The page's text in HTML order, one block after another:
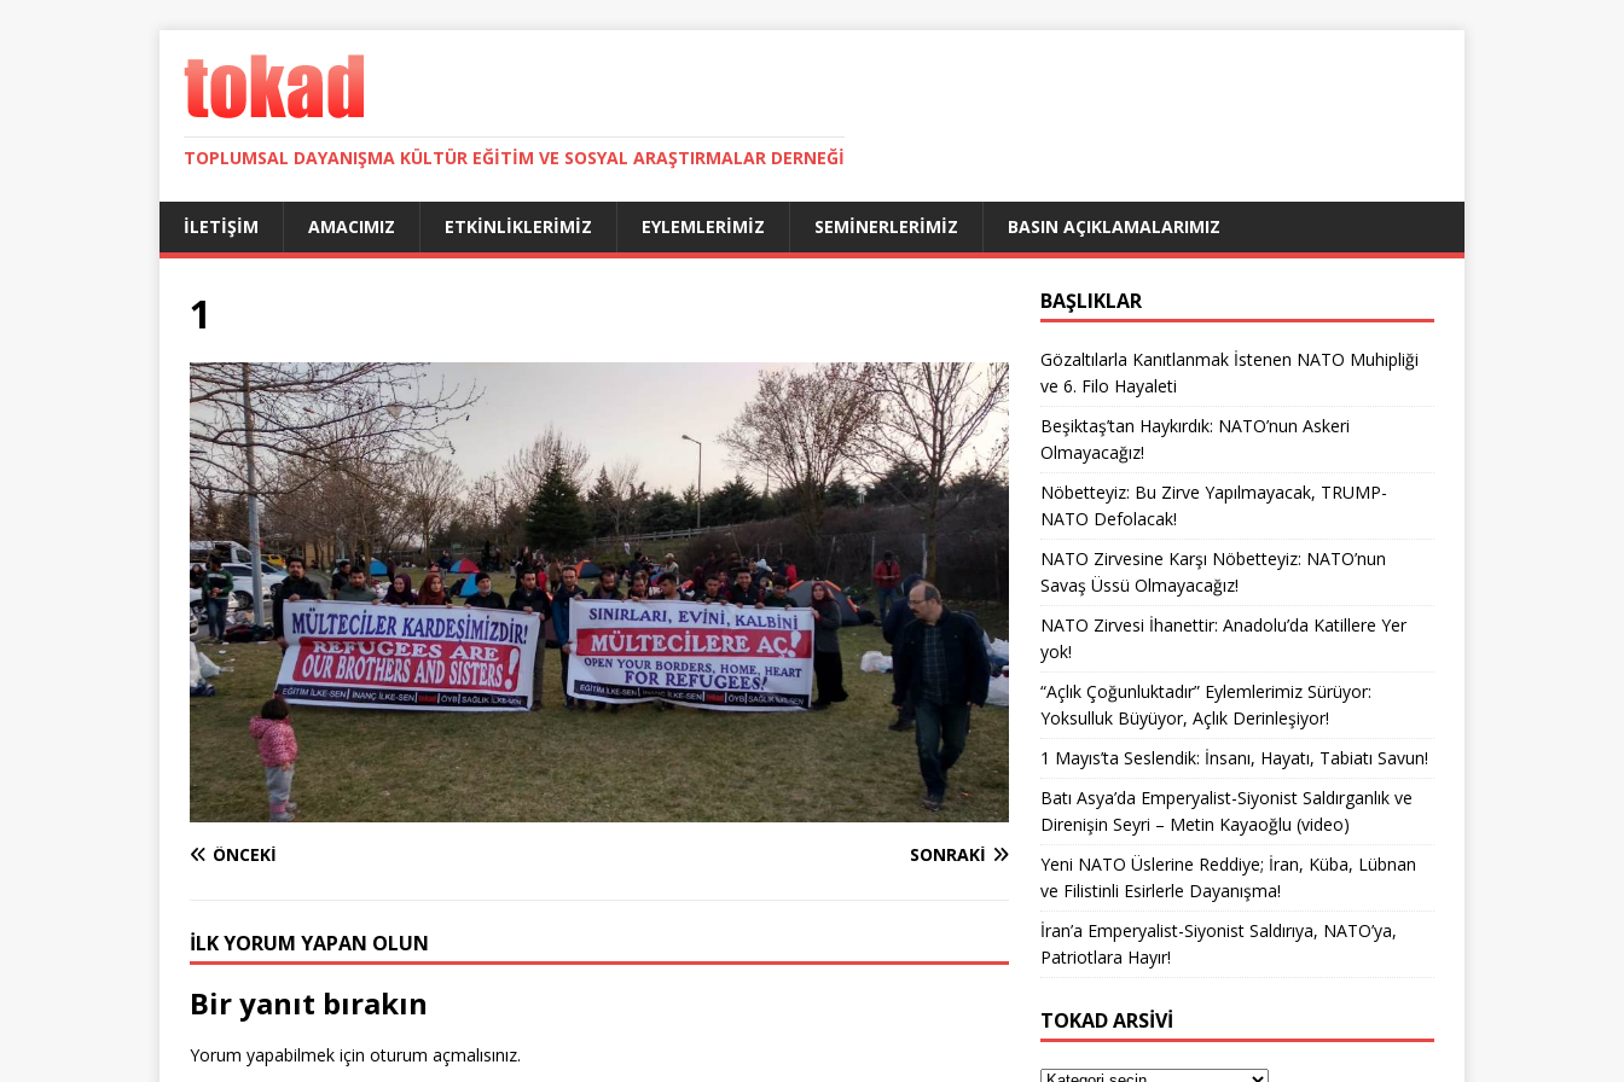
TOPLUMSAL DAYANIŞMA KÜLTÜR EĞITIM VE SOSYAL ARAŞTIRMALAR DERNEĞI
İLETIŞIM AMACIMIZ ETKINLIKLERIMIZ EYLEMLERIMIZ SEMINERLERIMIZ BASIN AÇIKLAMALARIMIZ
1
ÖNCEKI SONRAKI
İLK YORUM YAPAN OLUN
Bir yanıt bırakın
Yorum yapabilmek için oturum açmalısınız.
BAŞLIKLAR
Gözaltılarla Kanıtlanmak İstenen NATO Muhipliği
ve 6. Filo Hayaleti
Beşiktaş’tan Haykırdık: NATO’nun Askeri
Olmayacağız!
Nöbetteyiz: Bu Zirve Yapılmayacak, TRUMP-
NATO Defolacak!
NATO Zirvesine Karşı Nöbetteyiz: NATO’nun
Savaş Üssü Olmayacağız!
NATO Zirvesi İhanettir: Anadolu’da Katillere Yer
yok!
“Açlık Çoğunluktadır” Eylemlerimiz Sürüyor:
Yoksulluk Büyüyor, Açlık Derinleşiyor!
1 Mayıs’ta Seslendik: İnsanı, Hayatı, Tabiatı Savun!
Batı Asya’da Emperyalist-Siyonist Saldırganlık ve
Direnişin Seyri – Metin Kayaoğlu (video)
Yeni NATO Üslerine Reddiye; İran, Küba, Lübnan
ve Filistinli Esirlerle Dayanışma!
İran’a Emperyalist-Siyonist Saldırıya, NATO’ya,
Patriotlara Hayır!
TOKAD ARSIVI